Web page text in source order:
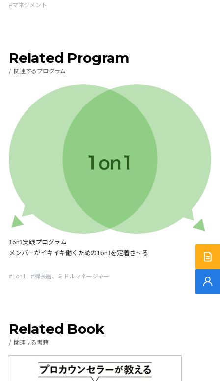
サ
無
#マネジメント
Related Program
関連するプログラム
1on1実践プログラム
メンバーがイキイキ働くための1on1を定着させる
#1on1 #課長層、ミドルマネージャー
Related Book
関連する書籍